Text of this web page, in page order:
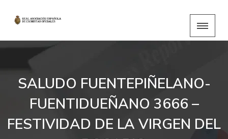
SALUDO FUENTEPIÑELANO-
FUENTIDUEÑANO 3666 –
FESTIVIDAD DE LA VIRGEN DEL